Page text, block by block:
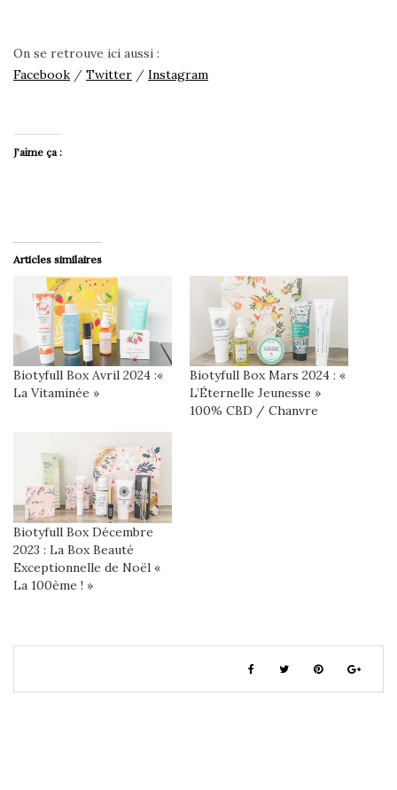
On se retrouve ici aussi :
Facebook / Twitter / Instagram
J’aime ça :
Articles similaires
Biotyfull Box Avril 2024 :«
La Vitaminée »
Biotyfull Box Mars 2024 : «
L’Éternelle Jeunesse »
100% CBD / Chanvre
Biotyfull Box Décembre
2023 : La Box Beauté
Exceptionnelle de Noël «
La 100ème ! »